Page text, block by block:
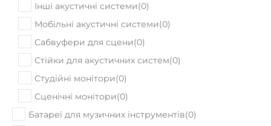
Інші акустичні системи(0)
Мобільні акустичні системи(0)
Сабвуфери для сцени(0)
Стійки для акустичних систем(0)
Студійні монітори(0)
Сценічні монітори(0)
Батареї для музичних інструментів(0)